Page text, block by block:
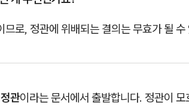
로, 정관에 위배되는 결의는 무효가 될 수
정관이라는 문서에서 출발합니다. 정관이